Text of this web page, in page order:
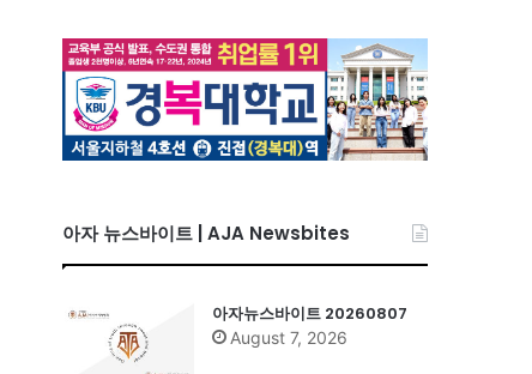
아자 뉴스바이트 | AJA Newsbites
아자뉴스바이트 20260807
August 7, 2026